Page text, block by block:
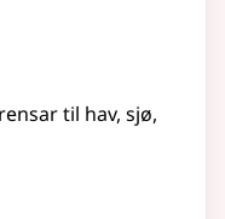
til hav, sjø,